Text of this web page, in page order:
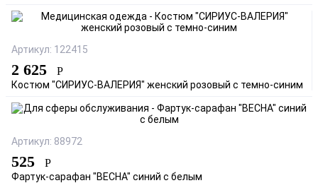
Артикул: 122415
2 625 Р
Костюм "СИРИУС-ВАЛЕРИЯ" женский розовый с темно-синим
Артикул: 88972
525 Р
Фартук-сарафан "ВЕСНА" синий с белым